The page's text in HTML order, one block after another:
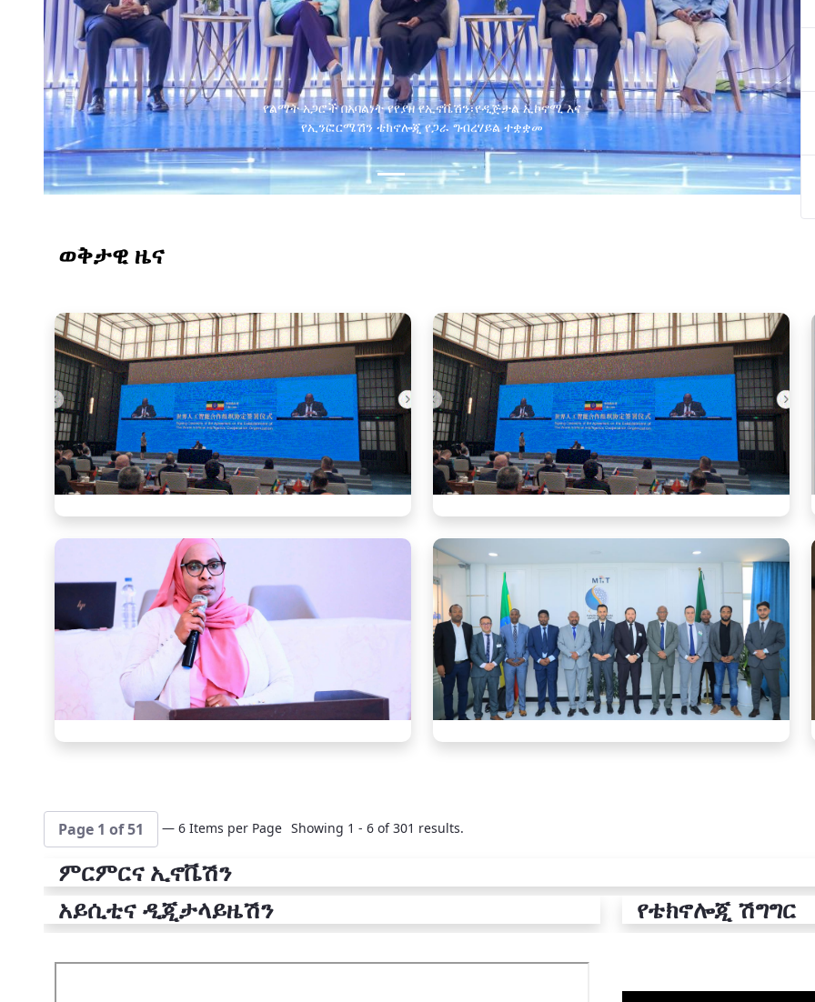
የልማት አጋሮች በአባልነት የየያዘ የኢኖቬሽን፣የዲጅታል ኢኮኖሚ እና
የኢንፎርሜሽን ቴክኖሎጂ የጋራ ግብረሃይል ተቋቋመ
ወቅታዊ ዜና
Page 1 of 51 — 6 Items per Page Showing 1 - 6 of 301 results.
ምርምርና ኢኖቬሽን
አይሲቲና ዲጂታላይዜሽን
የቴክኖሎጂ ሽግግር